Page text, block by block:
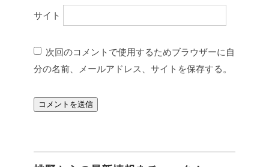
サイト
次回のコメントで使用するためブラウザーに自
分の名前、メールアドレス、サイトを保存する。